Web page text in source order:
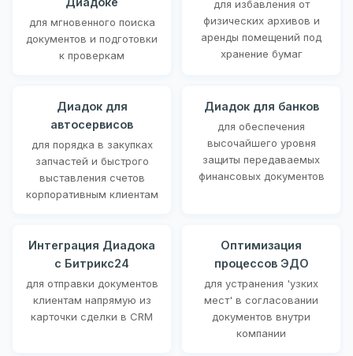
для мгновенного поиска
документов и подготовки
к проверкам
для избавления от
физических архивов и
аренды помещений под
хранение бумаг
Диадок для
автосервисов
для порядка в закупках
запчастей и быстрого
выставления счетов
корпоративным клиентам
Диадок для банков
для обеспечения
высочайшего уровня
защиты передаваемых
финансовых документов
Интеграция Диадока
с Битрикс24
для отправки документов
клиентам напрямую из
карточки сделки в CRM
Оптимизация
процессов ЭДО
для устранения 'узких
мест' в согласовании
документов внутри
компании